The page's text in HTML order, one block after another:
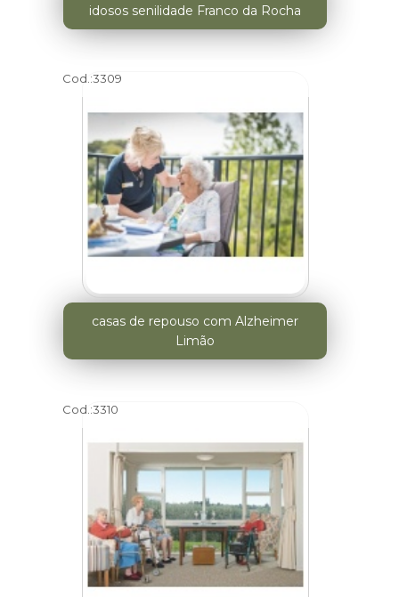
idosos senilidade Franco da Rocha
Cod.:3309
casas de repouso com Alzheimer
Limão
Cod.:3310